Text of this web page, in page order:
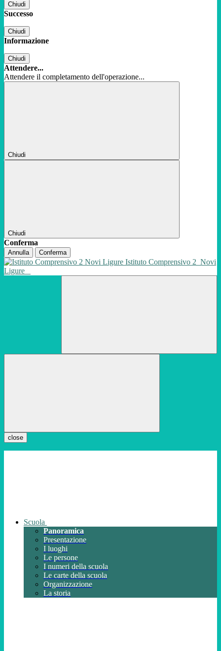
Chiudi
Successo
Chiudi
Informazione
Chiudi
Attendere...
Attendere il completamento dell'operazione...
Chiudi
Chiudi
Conferma
Annulla Conferma
Istituto Comprensivo 2 Novi
Ligure
close
Scuola
Panoramica
Presentazione
I luoghi
Le persone
I numeri della scuola
Le carte della scuola
Organizzazione
La storia